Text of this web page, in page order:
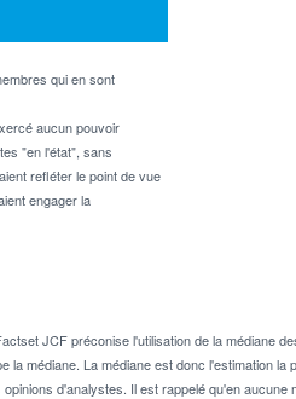
qui en sont
aucun pouvoir
"en l'état", sans
refléter le point de vue
engager la
JCF préconise l'utilisation de la médiane
médiane. La médiane est donc l'estimation
d'analystes. Il est rappelé qu'en aucune